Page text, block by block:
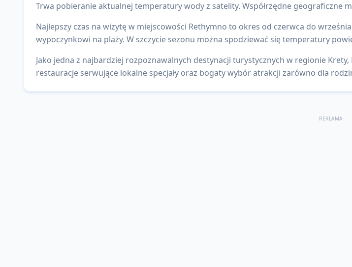
Trwa pobieranie aktualnej temperatury wody z satelity. Współrzędne geograficzne
Najlepszy czas na wizytę w miejscowości Rethymno to okres od czerwca do
wypoczynkowi na plaży. W szczycie sezonu można spodziewać się temperatury
Jako jedna z najbardziej rozpoznawalnych destynacji turystycznych w regionie
restauracje serwujące lokalne specjały oraz bogaty wybór atrakcji zarówno dla
REKLAMA